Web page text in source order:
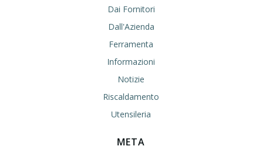
Dai Fornitori
Dall'Azienda
Ferramenta
Informazioni
Notizie
Riscaldamento
Utensileria
META